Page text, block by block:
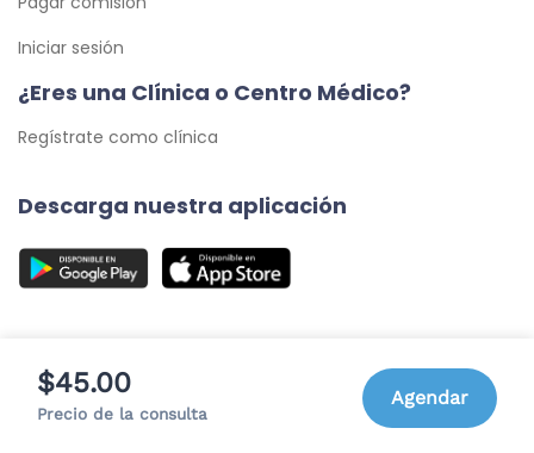
$45.00
Precio de la consulta
Agendar
Iniciar sesión
¿Eres una Clínica o Centro Médico?
Regístrate como clínica
Descarga nuestra aplicación
© 2026 Cita Médica 24/7, C.A. - Todos los Derechos